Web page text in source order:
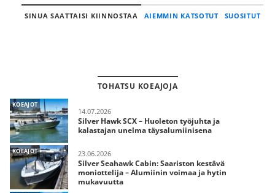
SINUA SAATTAISI KIINNOSTAA AIEMMIN KATSOTUT SUOSITUT
TOHATSU KOEAJOJA
KOEAJOT
14.07.2026
Silver Hawk SCX – Huoleton työjuhta ja
kalastajan unelma täysalumiinisena
KOEAJOT 23.06.2026
Silver Seahawk Cabin: Saariston kestävä
moniottelija – Alumiinin voimaa ja hytin
mukavuutta